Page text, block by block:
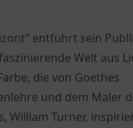
entführt sein
Welt aus
die von Goethes
und dem Maler
William Turner,